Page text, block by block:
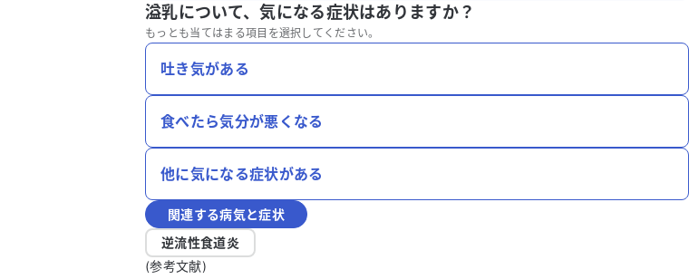
溢乳について、気になる症状はありますか？
もっとも当てはまる項目を選択してください。
吐き気がある
食べたら気分が悪くなる
他に気になる症状がある
関連する病気と症状
逆流性食道炎
(参考文献)